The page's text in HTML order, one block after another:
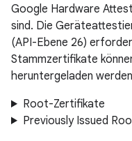
Google Hardware
sind. Die
(API-Ebene 26)
Stammzertifikate
heruntergeladen
Root-Zertifikate
Previously Issued